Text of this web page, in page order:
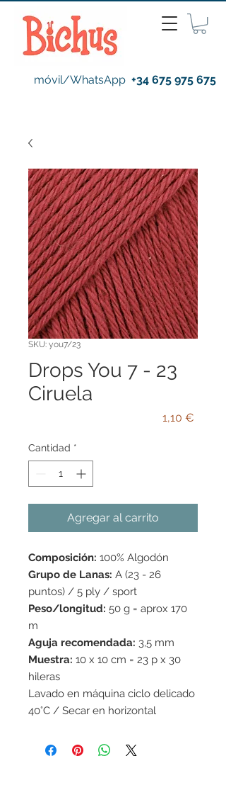
móvil/WhatsApp +34 675 975 675
SKU: you7/23
Drops You 7 - 23
Ciruela
1,10 €
Cantidad *
Agregar al carrito
Composición: 100% Algodón
Grupo de Lanas: A (23 - 26
puntos) / 5 ply / sport
Peso/longitud: 50 g = aprox 170
m
Aguja recomendada: 3,5 mm
Muestra: 10 x 10 cm = 23 p x 30
hileras
Lavado en máquina ciclo delicado
40°C / Secar en horizontal